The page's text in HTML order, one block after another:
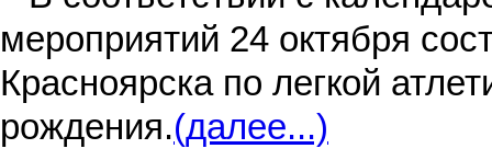
мероприятий 24 октября
Красноярска по легкой
рождения.(далее...)